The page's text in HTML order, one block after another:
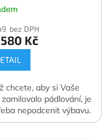
bez DPH
Kč
chcete, aby si Vaše
pádlování, je
nepodcenit výbavu.